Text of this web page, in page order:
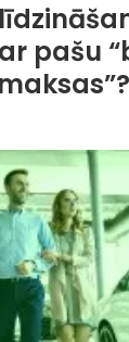
pašu